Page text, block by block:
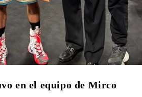
en el equipo de Mirco